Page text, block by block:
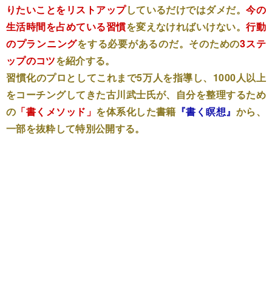
りたいことをリストアップしているだけではダメだ。今の
生活時間を占めている習慣を変えなければいけない。行動
のプランニングをする必要があるのだ。そのための3ステ
ップのコツを紹介する。
習慣化のプロとしてこれまで5万人を指導し、1000人以上
をコーチングしてきた古川武士氏が、自分を整理するため
の 「書くメソッド」 を体系化した書籍 『書く瞑想』 から、
一部を抜粋して特別公開する。